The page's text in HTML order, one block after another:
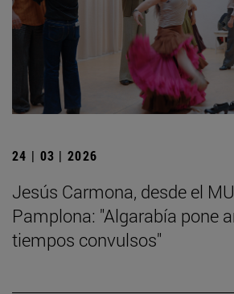
24 | 03 | 2026
Jesús Carmona, desde el
Pamplona: "Algarabía pone
tiempos convulsos"